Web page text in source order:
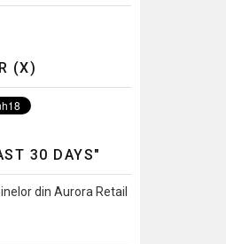
(X)
30 DAYS"
din Aurora Retail